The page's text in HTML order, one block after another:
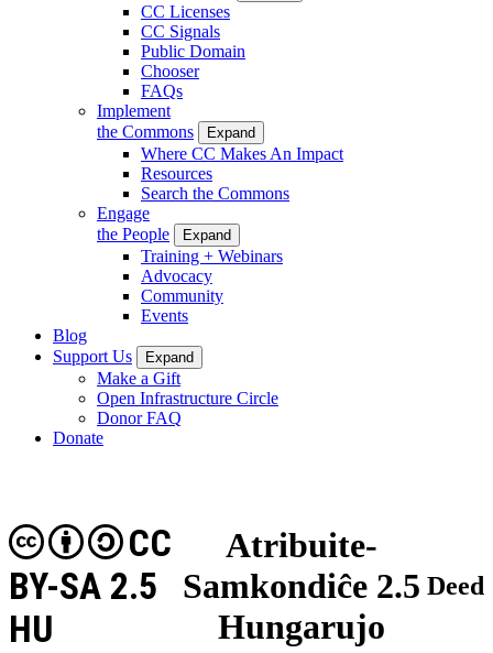
CC Licenses
CC Signals
Public Domain
Chooser
FAQs
Implement
the Commons
Expand
Where CC Makes An Impact
Resources
Search the Commons
Engage
the People
Expand
Training + Webinars
Advocacy
Community
Events
Blog
Support Us
Expand
Make a Gift
Open Infrastructure Circle
Donor FAQ
Donate
Atribuite-
Samkondiĉe 2.5
Hungarujo
CC
BY-SA 2.5
HU
Deed